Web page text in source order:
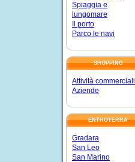
Spiaggia e
lungomare
Il porto
Parco le navi
SHOPPING
Attività commerciali
Aziende
ENTROTERRA
Gradara
San Leo
San Marino